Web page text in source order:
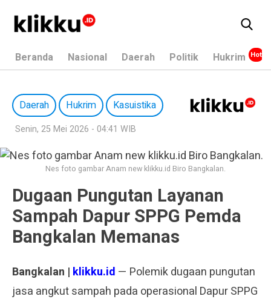
Beranda Nasional Daerah Politik Hukrim
Daerah Hukrim Kasuistika
Senin, 25 Mei 2026 - 04:41 WIB
Nes foto gambar Anam new klikku.id Biro Bangkalan.
Dugaan Pungutan Layanan
Sampah Dapur SPPG Pemda
Bangkalan Memanas
Bangkalan | klikku.id — Polemik dugaan pungutan
jasa angkut sampah pada operasional Dapur SPPG